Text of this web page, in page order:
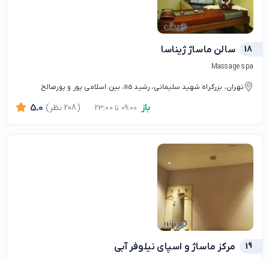
18 سالن ماساژ ژیناسا
Massage spa
تهران، بزرگراه شهید سلیمانی، رشید 115، بین اسلامی پور و پورصالح
باز 5.0 (208 نظر)
19 مرکز ماساژ و اسپای نیلوفر آبی